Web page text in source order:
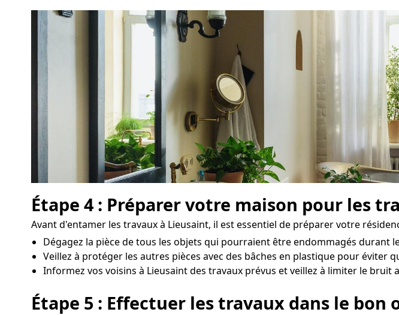
Étape 4 : Préparer votre maison pour les
Avant d'entamer les travaux à Lieusaint, il est essentiel de préparer votre
Dégagez la pièce de tous les objets qui pourraient être endommagés durant
Veillez à protéger les autres pièces avec des bâches en plastique pour éviter
Informez vos voisins à Lieusaint des travaux prévus et veillez à limiter le bruit
Étape 5 : Effectuer les travaux dans le bon